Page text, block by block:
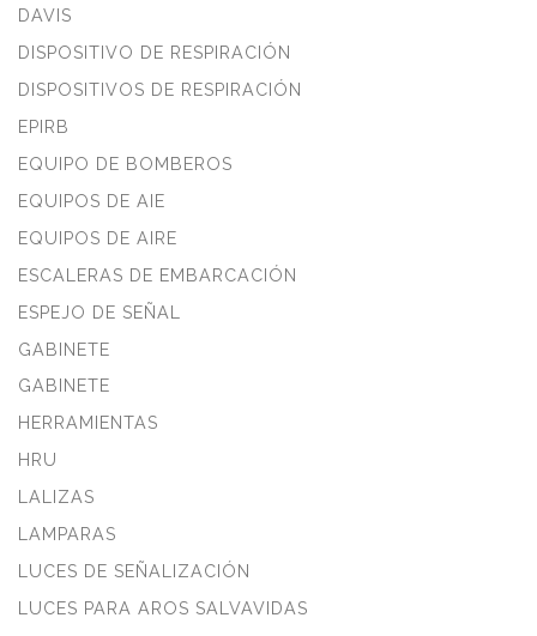
DAVIS
DISPOSITIVO DE RESPIRACIÓN
DISPOSITIVOS DE RESPIRACIÓN
EPIRB
EQUIPO DE BOMBEROS
EQUIPOS DE AIE
EQUIPOS DE AIRE
ESCALERAS DE EMBARCACIÓN
ESPEJO DE SEÑAL
GABINETE
GABINETE
HERRAMIENTAS
HRU
LALIZAS
LAMPARAS
LUCES DE SEÑALIZACIÓN
LUCES PARA AROS SALVAVIDAS